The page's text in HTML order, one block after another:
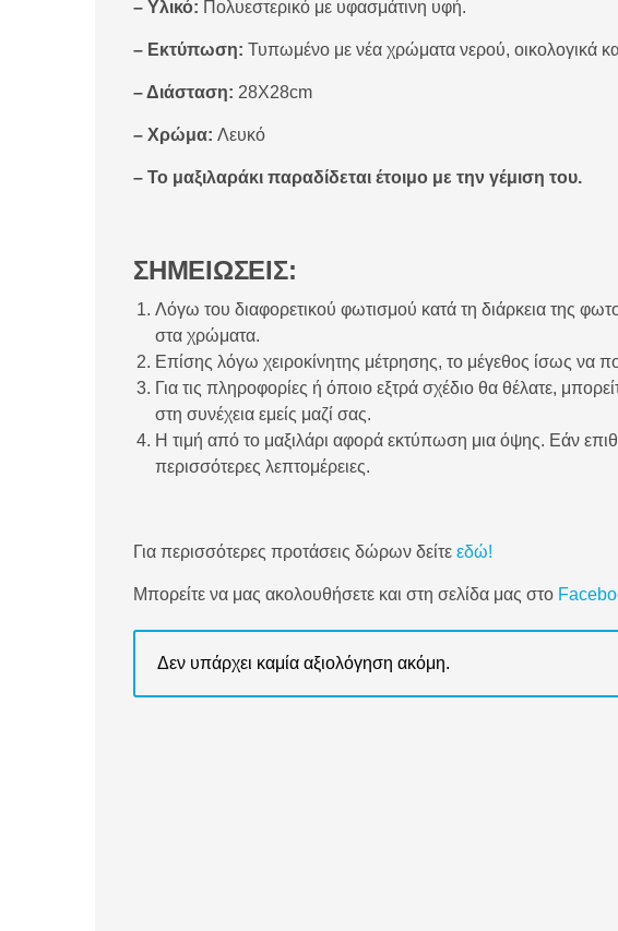
– Υλικό: Πολυεστερικό με υφασμάτινη υφή.
– Εκτύπωση: Τυπωμένο με νέα χρώματα νερού, οικολογικά
–Διάσταση: 28Χ28cm
– Χρώμα: Λευκό
– Το μαξιλαράκι παραδίδεται έτοιμο με την γέμιση του.
ΣΗΜΕΙΩΣΕΙΣ:
Λόγω του διαφορετικού φωτισμού κατά τη διάρκεια της
στα χρώματα.
Επίσης λόγω χειροκίνητης μέτρησης, το μέγεθος ίσως να
Για τις πληροφορίες ή όποιο εξτρά σχέδιο θα θέλατε,
στη συνέχεια εμείς μαζί σας.
Η τιμή από το μαξιλάρι αφορά εκτύπωση μια όψης. Εάν
περισσότερες λεπτομέρειες.
Για περισσότερες προτάσεις δώρων δείτε εδώ!
Μπορείτε να μας ακολουθήσετε και στη σελίδα μας στο
Δεν υπάρχει καμία αξιολόγηση ακόμη.